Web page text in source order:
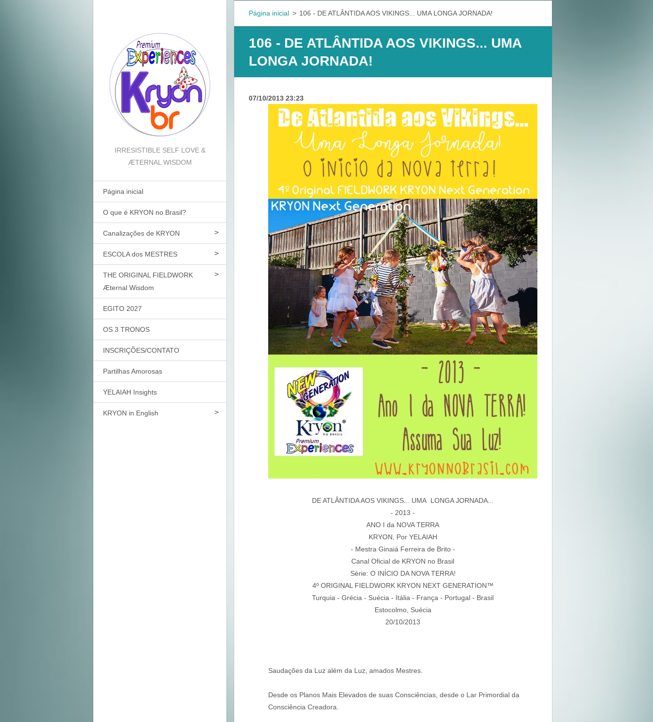
IRRESISTIBLE SELF LOVE &
ÆTERNAL WISDOM
Página inicial
O que é KRYON no Brasil?
Canalizações de KRYON
ESCOLA dos MESTRES
THE ORIGINAL FIELDWORK
Æternal Wisdom
EGITO 2027
OS 3 TRONOS
INSCRIÇÕES/CONTATO
Partilhas Amorosas
YELAIAH Insights
KRYON in English
Página inicial > 106 - DE ATLÂNTIDA AOS VIKINGS... UMA LONGA JORNADA!
106 - DE ATLÂNTIDA AOS VIKINGS... UMA
LONGA JORNADA!
07/10/2013 23:23
DE ATLÂNTIDA AOS VIKINGS... UMA LONGA JORNADA...
- 2013 -
ANO I da NOVA TERRA
KRYON, Por YELAIAH
- Mestra Ginaiá Ferreira de Brito -
Canal Oficial de KRYON no Brasil
Série: O INÍCIO DA NOVA TERRA!
4º ORIGINAL FIELDWORK KRYON NEXT GENERATION™
Turquia - Grécia - Suécia - Itália - França - Portugal - Brasil
Estocolmo, Suécia
20/10/2013
Saudações da Luz além da Luz, amados Mestres.
Desde os Planos Mais Elevados de suas Consciências, desde o Lar Primordial da
Consciência Creadora.